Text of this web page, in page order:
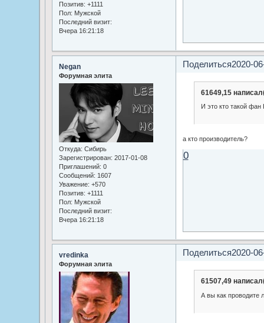
Позитив: +1111
Пол: Мужской
Последний визит:
Вчера 16:21:18
Поделиться2020-
Negan
Форумная элита
Откуда: Сибирь
Зарегистрирован: 2017-01-08
Приглашений: 0
Сообщений: 1607
Уважение: +570
Позитив: +1111
Пол: Мужской
Последний визит:
Вчера 16:21:18
61649,15
И это кто такой фан
а кто производитель?
0
Поделиться2020-
vredinka
Форумная элита
61507,49
А вы как проводите